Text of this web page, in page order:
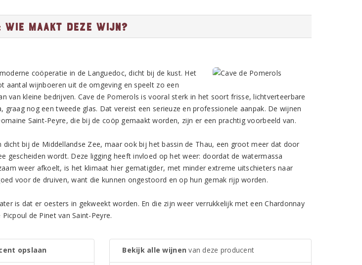
maakt deze wijn?
coöperatie in de Languedoc, dicht bij de kust. Het
aantal wijnboeren uit de omgeving en speelt zo een
van kleine bedrijven. Cave de Pomerols is vooral sterk in het soort frisse, lichtverteerbare
graag nog een tweede glas. Dat vereist een serieuze en professionele aanpak. De wijnen
Saint-Peyre, die bij de coöp gemaakt worden, zijn er een prachtig voorbeeld van.
dicht bij de Middellandse Zee, maar ook bij het bassin de Thau, een groot meer dat door
gescheiden wordt. Deze ligging heeft invloed op het weer: doordat de watermassa
weer afkoelt, is het klimaat hier gematigder, met minder extreme uitschieters naar
voor de druiven, want die kunnen ongestoord en op hun gemak rijp worden.
is dat er oesters in gekweekt worden. En die zijn weer verrukkelijk met een Chardonnay
de Pinet van Saint-Peyre.
opslaan Bekijk alle wijnen van deze producent